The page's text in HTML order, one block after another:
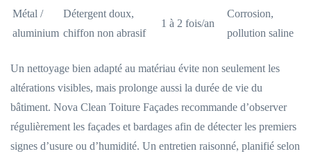
Métal /
aluminium
Détergent doux,
chiffon non abrasif
1 à 2 fois/an
Corrosion,
pollution saline
Un nettoyage bien adapté au matériau évite non seulement les
altérations visibles, mais prolonge aussi la durée de vie du
bâtiment. Nova Clean Toiture Façades recommande d’observer
régulièrement les façades et bardages afin de détecter les premiers
signes d’usure ou d’humidité. Un entretien raisonné, planifié selon